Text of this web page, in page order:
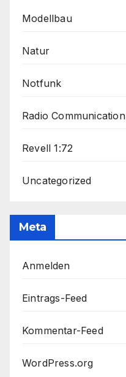
Modellbau
Natur
Notfunk
Radio Communication
Revell 1:72
Uncategorized
Meta
Anmelden
Eintrags-Feed
Kommentar-Feed
WordPress.org